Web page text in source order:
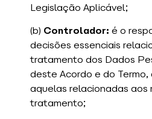
Legislação Aplicável;
(b) Controlador: é o
decisões essenciais
tratamento dos Dados
deste Acordo e do
aquelas relacionadas aos
tratamento;